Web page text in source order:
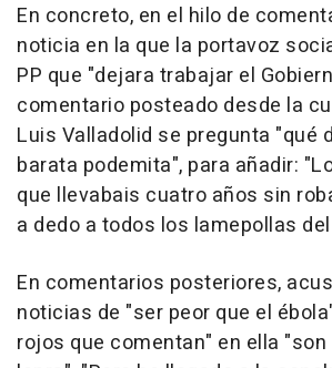
En concreto, en el hilo de
noticia en la que la portavoz
PP que "dejara trabajar el
comentario posteado desde la
Luis Valladolid se pregunta "qué
barata podemita", para añadir:
que llevabais cuatro años sin
a dedo a todos los lamepollas del
En comentarios posteriores,
noticias de "ser peor que el
rojos que comentan" en ella "son